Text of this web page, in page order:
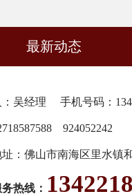
最新动态
：吴经理 手机号码：
924052242
：佛山市南海区里水镇
热线：